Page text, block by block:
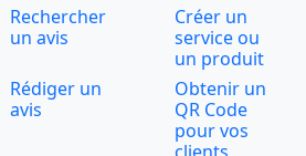
Rechercher
un avis
Créer un
service ou
un produit
Rédiger un
avis
Obtenir un
QR Code
pour vos